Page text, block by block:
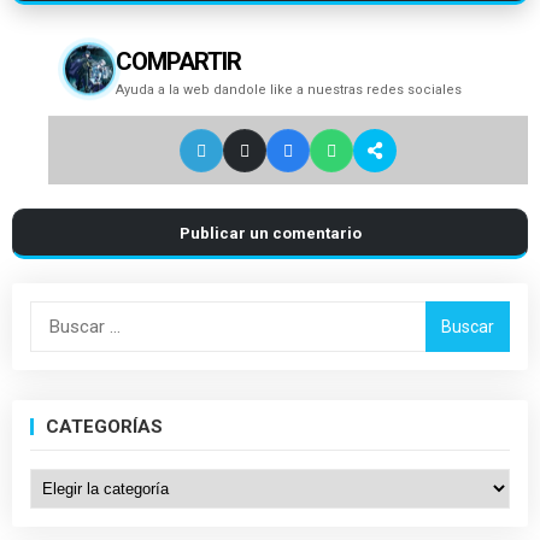
COMPARTIR
Ayuda a la web dandole like a nuestras redes sociales
Publicar un comentario
Buscar:
CATEGORÍAS
Categorías